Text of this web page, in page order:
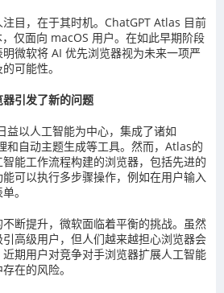
目，在于其时机。ChatGPT Atlas 目前
仅面向 macOS 用户。在如此早期阶段
微软将 AI 优先浏览器视为未来一项严
可能性。
引发了新的问题
益以人工智能为中心，集成了诸如
和自动主题生成等工具。然而，Atlas的
能工作流程构建的浏览器，包括先进的
可以执行多步骤操作，例如在用户输入
。
断提升，微软面临着平衡的挑战。虽然
高级用户，但人们越来越担心浏览器会
期用户对竞争对手浏览器扩展人工智能
在的风险。